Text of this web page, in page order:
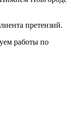
претензий.
работы по